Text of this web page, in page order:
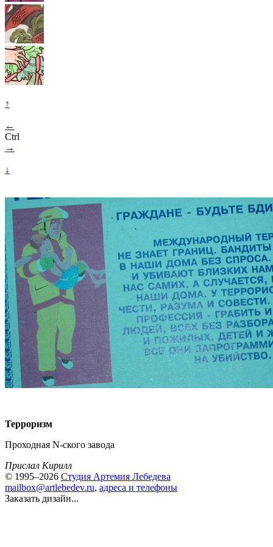
↑
←
Ctrl
→
↓
Терроризм
Проходная N-ского завода
Прислал Кирилл
© 1995–2026 Студия Артемия Лебедева
mailbox@artlebedev.ru, адреса и телефоны
Заказать дизайн...